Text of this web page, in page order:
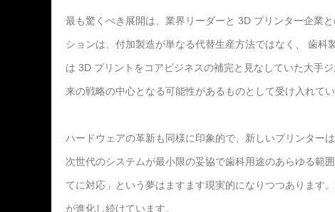
最も驚くべき展開は、業界リーダーと 3D プリンター企業
ションは、付加製造が単なる代替生産方法ではなく、 歯
は 3D プリントをコアビジネスの補完と見なしていた大手
来の戦略の中心となる可能性があるものとして受け入れてい
ハードウェアの革新も同様に印象的で、新しいプリンター
次世代のシステムが最小限の妥協で歯科用途のあらゆる範
てに対応」という夢はますます現実的になりつつあります
が進化し続けています。